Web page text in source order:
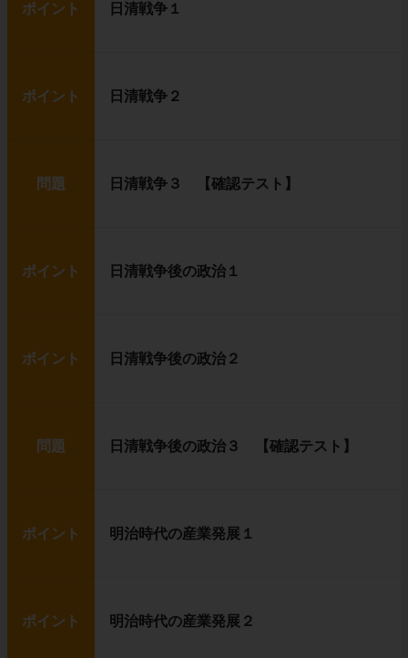
ポイント 日清戦争１
ポイント 日清戦争２
問題 日清戦争３ 【確認テスト】
ポイント 日清戦争後の政治１
ポイント 日清戦争後の政治２
問題 日清戦争後の政治３ 【確認テスト】
ポイント 明治時代の産業発展１
ポイント 明治時代の産業発展２